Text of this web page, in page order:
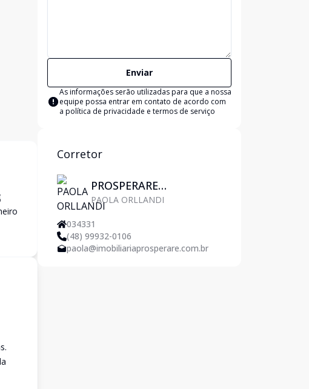
Enviar
As informações serão utilizadas para que a nossa
equipe possa entrar em contato de acordo com
a política de privacidade e termos de serviço
Corretor
PROSPERARE
IMOBILIÁRIA
PAOLA ORLLANDI
034331
(48) 99932-0106
paola@imobiliariaprosperare.com.br